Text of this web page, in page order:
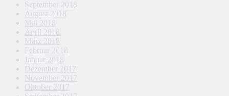
September 2018
August 2018
Mai 2018
April 2018
März 2018
Februar 2018
Januar 2018
Dezember 2017
November 2017
Oktober 2017